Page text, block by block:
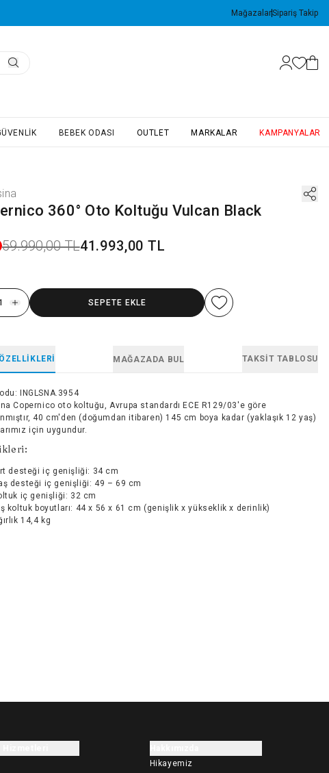
MağazalarSipariş Takip
BEBEK ODASI OUTLET MARKALAR KAMPANYALAR
360° Oto Koltuğu Vulcan Black
59.990,00 TL41.993,00 TL
SEPETE EKLE
MAĞAZADA BUL TAKSIT TABLOSU
: INGLSNA.3954
Copernico oto koltuğu, Avrupa standardı ECE R129/03'e göre
40 cm'den (doğumdan itibaren) 145 cm boya kadar (yaklaşık 12 yaş)
için uygundur.
desteği iç genişliği: 34 cm
desteği iç genişliği: 49 – 69 cm
iç genişliği: 32 cm
koltuk boyutları: 44 x 56 x 61 cm (genişlik x yükseklik x derinlik)
14,4 kg
Hikayemiz